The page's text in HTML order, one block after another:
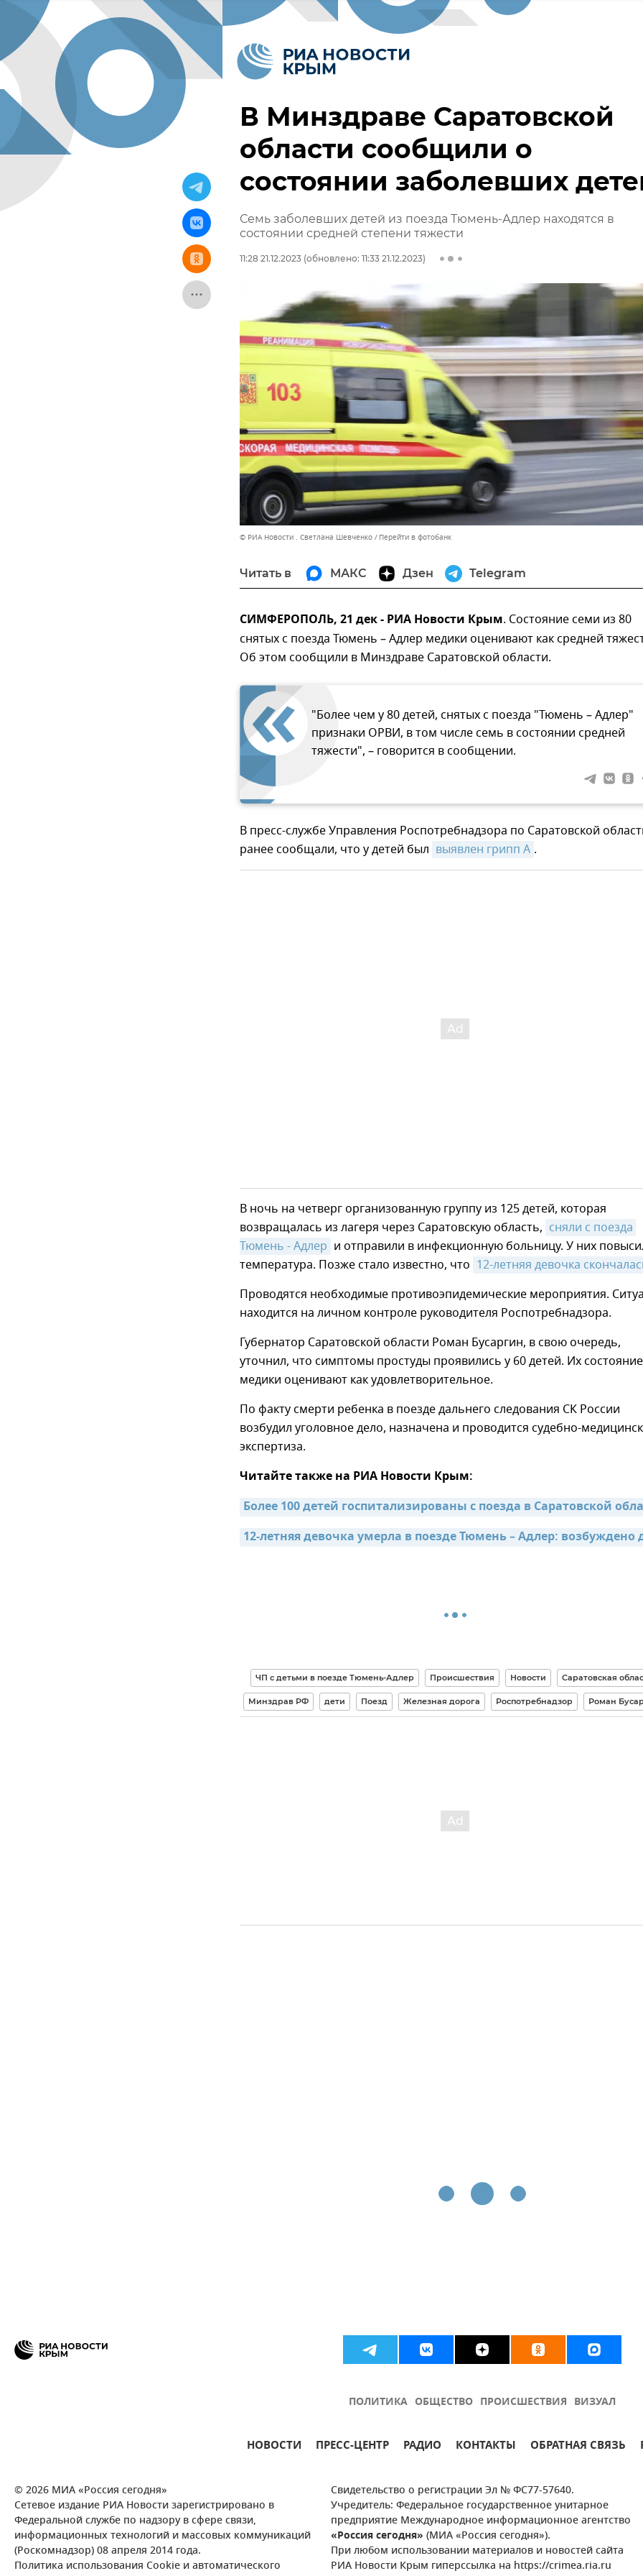
В Минздраве Саратовской
области сообщили о
состоянии заболевших
Семь заболевших детей из поезда Тюмень-Адлер находятся в
состоянии средней степени тяжести
11:28 21.12.2023 (обновлено: 11:33 21.12.2023)
© РИА Новости . Светлана Шевченко Перейти в фотобанк
Читать в МАКС Дзен Telegram
СИМФЕРОПОЛЬ, 21 дек - РИА Новости Крым. Состояние семи из 80
снятых с поезда Тюмень – Адлер медики оценивают как средней
Об этом сообщили в Минздраве Саратовской области.
"Более чем у 80 детей, снятых с поезда "Тюмень – Адлер"
признаки ОРВИ, в том числе семь в состоянии средней
тяжести", – говорится в сообщении.
В пресс-службе Управления Роспотребнадзора по Саратовской
ранее сообщали, что у детей был выявлен грипп А .
В ночь на четверг организованную группу из 125 детей, которая
возвращалась из лагеря через Саратовскую область, сняли с поезда
Тюмень - Адлер и отправили в инфекционную больницу. У них
температура. Позже стало известно, что 12-летняя девочка
Проводятся необходимые противоэпидемические мероприятия.
находится на личном контроле руководителя Роспотребнадзора.
Губернатор Саратовской области Роман Бусаргин, в свою очередь,
уточнил, что симптомы простуды проявились у 60 детей. Их состояние
медики оценивают как удовлетворительное.
По факту смерти ребенка в поезде дальнего следования СК России
возбудил уголовное дело, назначена и проводится судебно-
экспертиза.
Читайте также на РИА Новости Крым:
Более 100 детей госпитализированы с поезда в Саратовской
12-летняя девочка умерла в поезде Тюмень – Адлер: возбуждено
ЧП с детьми в поезде Тюмень-Адлер Происшествия Новости Саратовская
Минздрав РФ дети Поезд Железная дорога Роспотребнадзор Роман
ПОЛИТИКА ОБЩЕСТВО ПРОИСШЕСТВИЯ ВИЗУАЛ
НОВОСТИ ПРЕСС-ЦЕНТР РАДИО КОНТАКТЫ ОБРАТНАЯ СВЯЗЬ
© 2026 МИА «Россия сегодня»
Сетевое издание РИА Новости зарегистрировано в
Федеральной службе по надзору в сфере связи,
информационных технологий и массовых коммуникаций
(Роскомнадзор) 08 апреля 2014 года.
Политика использования Cookie и автоматического
Свидетельство о регистрации Эл № ФС77-57640.
Учредитель: Федеральное государственное унитарное
предприятие Международное информационное агентство
«Россия сегодня» (МИА «Россия сегодня»).
При любом использовании материалов и новостей сайта
РИА Новости Крым гиперссылка на https://crimea.ria.ru